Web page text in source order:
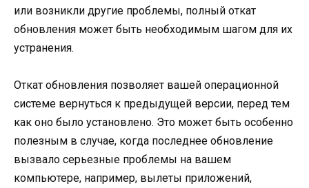
или возникли другие проблемы, полный откат
обновления может быть необходимым шагом для их
устранения.
Откат обновления позволяет вашей операционной
системе вернуться к предыдущей версии, перед тем
как оно было установлено. Это может быть особенно
полезным в случае, когда последнее обновление
вызвало серьезные проблемы на вашем
компьютере, например, вылеты приложений,